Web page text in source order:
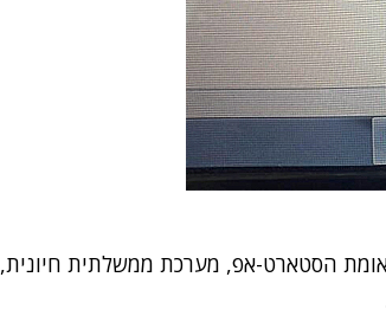
הסטארט-אפ, מערכת ממשלתית חיונית,